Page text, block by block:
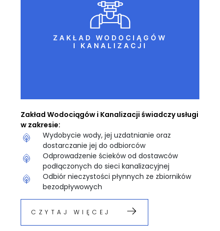
ZAKŁAD WODOCIĄGÓW
I KANALIZACJI
Zakład Wodociągów i Kanalizacji świadczy usługi
w zakresie:
Wydobycie wody, jej uzdatnianie oraz
dostarczanie jej do odbiorców
Odprowadzenie ścieków od dostawców
podłączonych do sieci kanalizacyjnej
Odbiór nieczystości płynnych ze zbiorników
bezodpływowych
CZYTAJ WIĘCEJ